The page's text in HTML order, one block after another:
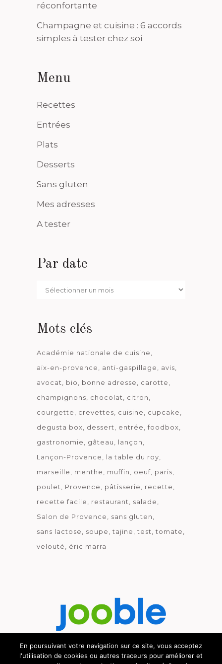
réconfortante
Champagne et cuisine : 6 accords
simples à tester chez soi
Menu
Recettes
Entrées
Plats
Desserts
Sans gluten
Mes adresses
A tester
Par date
Par
Mots clés
Académie nationale de cuisine
aix-en-provence
anti-gaspillage
avis
avocat
bio bonne adresse
carotte
champignons
chocolat
citron
courgette
crevettes cuisine
cupcake
degusta box
dessert entrée
foodbox
gastronomie
gâteau
lançon
Lançon-Provence
la table du roy
marseille
menthe muffin oeuf paris
poulet
Provence pâtisserie
recette
recette facile
restaurant
salade
Salon de Provence
sans gluten
sans lactose
soupe tajine test tomate
velouté
éric marra
Découvrez le métier de la cuisine.
En poursuivant votre navigation sur ce site, vous acceptez
l'utilisation de cookies ou autres traceurs pour améliorer et